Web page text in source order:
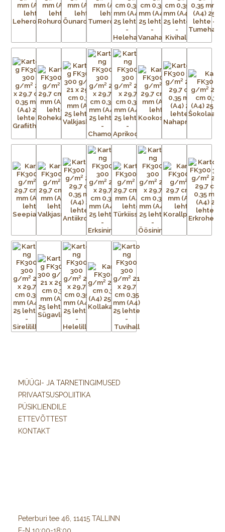
MÜÜGI- JA TARNETINGIMUSED
PRIVAATSUSPOLIITIKA
PÜSIKLIENDILE
ETTEVÕTTEST
KONTAKT
Peterburi tee 46, 11415 TALLINN